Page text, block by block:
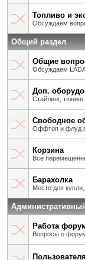
Топливо и
Обсуждаем
Общий раздел
Общие
Обсуждаем
Доп.
Стайлинг,
Свободное
Оффтоп и флуд
Корзина
Все
Барахолка
Место для
Работа
Вопросы о